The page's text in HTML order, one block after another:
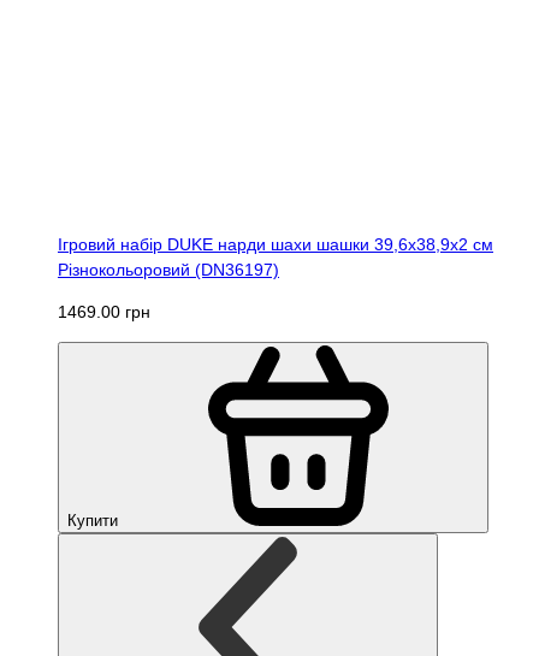
Ігровий набір DUKE нарди шахи шашки 39,6х38,9х2 см
Різнокольоровий (DN36197)
1469.00 грн
Купити